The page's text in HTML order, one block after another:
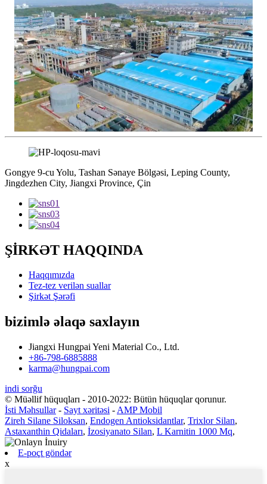
Gongye 9-cu Yolu, Tashan Sənaye Bölgəsi, Leping County,
Jingdezhen City, Jiangxi Province, Çin
ŞİRKƏT HAQQINDA
Haqqımızda
Tez-tez verilən suallar
Şirkət Şərəfi
bizimlə əlaqə saxlayın
Jiangxi Hungpai Yeni Material Co., Ltd.
+86-798-6885888
karma@hungpai.com
indi sorğu
© Müəllif hüquqları - 2010-2022: Bütün hüquqlar qorunur.
İsti Məhsullar- Sayt xəritəsi - AMP Mobil
Zireh Silane Siloksan, Endogen Antioksidantlar, Trixlor Silan,
Astaxanthin Qidaları, İzosiyanato Silan, L Karnitin 1000 Mq,
E-poçt göndər
x